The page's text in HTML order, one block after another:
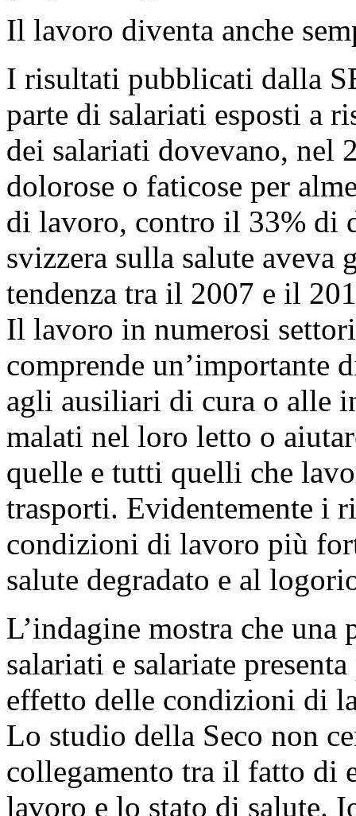
Il lavoro diventa anche
I risultati pubblicati dalla
parte di salariati esposti a
dei salariati dovevano, nel
dolorose o faticose per
di lavoro, contro il 33% di
svizzera sulla salute aveva
tendenza tra il 2007 e il
Il lavoro in numerosi
comprende un’importante
agli ausiliari di cura o alle
malati nel loro letto o
quelle e tutti quelli che
trasporti. Evidentemente i
condizioni di lavoro più
salute degradato e al
L’indagine mostra che
salariati e salariate
effetto delle condizioni di
Lo studio della Seco non
collegamento tra il fatto di
lavoro e lo stato di salute.